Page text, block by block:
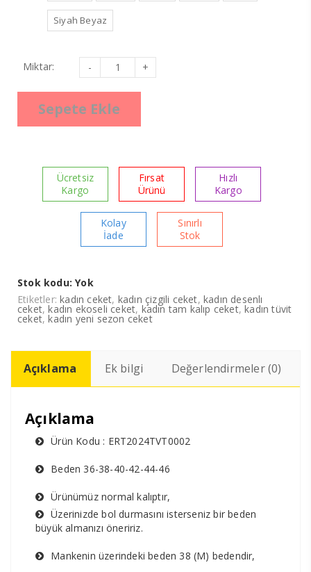
Siyah Beyaz
Miktar: Kadın
Ceket
adet
Sepete Ekle
Ücretsiz
Kargo
Fırsat
Ürünü
Hızlı
Kargo
Kolay
İade
Sınırlı
Stok
Stok kodu:Yok
Etiketler:kadın ceket, kadın çizgili ceket,kadın desenlı
ceket,kadın ekoseli ceket, kadın tam kalıp ceket,kadın tüvit
ceket,kadın yeni sezon ceket
Açıklama Ek bilgi Değerlendirmeler (0)
Açıklama
Ürün Kodu : ERT2024TVT0002
Beden 36-38-40-42-44-46
Ürünümüz normal kalıptır,
Üzerinizde bol durmasını isterseniz bir beden
büyük almanızı öneririz.
Mankenin üzerindeki beden 38 (M) bedendir,